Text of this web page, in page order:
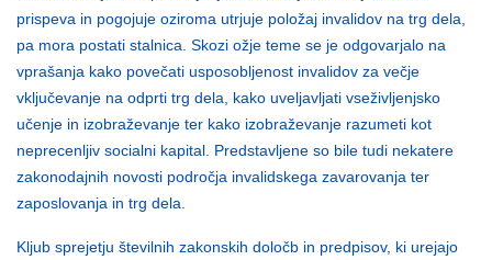
prispeva in pogojuje oziroma utrjuje položaj invalidov na trg dela,
pa mora postati stalnica. Skozi ožje teme se je odgovarjalo na
vprašanja kako povečati usposobljenost invalidov za večje
vključevanje na odprti trg dela, kako uveljavljati vseživljenjsko
učenje in izobraževanje ter kako izobraževanje razumeti kot
neprecenljiv socialni kapital. Predstavljene so bile tudi nekatere
zakonodajnih novosti področja invalidskega zavarovanja ter
zaposlovanja in trg dela.
Kljub sprejetju številnih zakonskih določb in predpisov, ki urejajo